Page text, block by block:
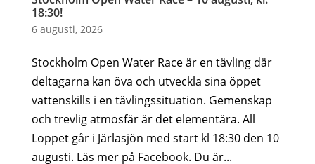
18:30!
6 augusti, 2026
Stockholm Open Water Race är en tävling där
deltagarna kan öva och utveckla sina öppet
vattenskills i en tävlingssituation. Gemenskap
och trevlig atmosfär är det elementära. All
Loppet går i Järlasjön med start kl 18:30 den 10
augusti. Läs mer på Facebook. Du är...